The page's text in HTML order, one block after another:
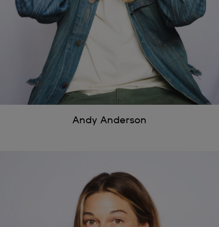
Andy Anderson